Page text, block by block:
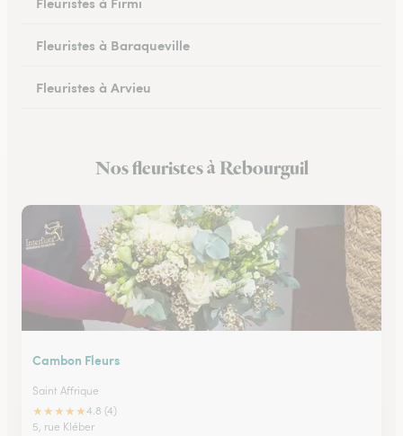
Fleuristes à Baraqueville
Fleuristes à Arvieu
Fleuristes à Rieupeyroux
Nos fleuristes à Rebourguil
Cambon Fleurs
Saint Affrique
★★★★★4.8 (4)
5, rue Kléber